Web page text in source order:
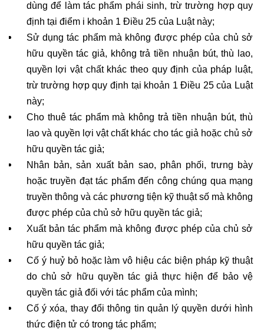
dùng để làm tác phẩm phái sinh, trừ trường hợp quy
định tại điểm i khoản 1 Điều 25 của Luật này;
Sử dụng tác phẩm mà không được phép của chủ sở
hữu quyền tác giả, không trả tiền nhuận bút, thù lao,
quyền lợi vật chất khác theo quy định của pháp luật,
trừ trường hợp quy định tại khoản 1 Điều 25 của Luật
này;
Cho thuê tác phẩm mà không trả tiền nhuận bút, thù
lao và quyền lợi vật chất khác cho tác giả hoặc chủ sở
hữu quyền tác giả;
Nhân bản, sản xuất bản sao, phân phối, trưng bày
hoặc truyền đạt tác phẩm đến công chúng qua mạng
truyền thông và các phương tiện kỹ thuật số mà không
được phép của chủ sở hữu quyền tác giả;
Xuất bản tác phẩm mà không được phép của chủ sở
hữu quyền tác giả;
Cố ý huỷ bỏ hoặc làm vô hiệu các biện pháp kỹ thuật
do chủ sở hữu quyền tác giả thực hiện để bảo vệ
quyền tác giả đối với tác phẩm của mình;
Cố ý xóa, thay đổi thông tin quản lý quyền dưới hình
thức điện tử có trong tác phẩm;